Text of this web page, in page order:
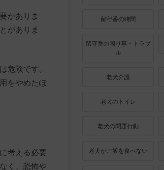
がありま
がありま
危険です。
をやめたほ
考える必要
く、恐怖や
留守番の時間
留守番の困り事・トラブ
ル
老犬介護
老犬のトイレ
老犬の問題行動
老犬がご飯を食べない